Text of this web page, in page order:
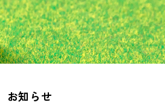
お知らせ